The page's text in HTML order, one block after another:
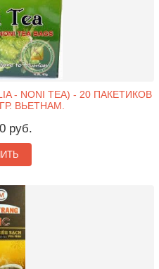
- NONI TEA) - 20 ПАКЕТИКОВ
ВЬЕТНАМ.
руб.